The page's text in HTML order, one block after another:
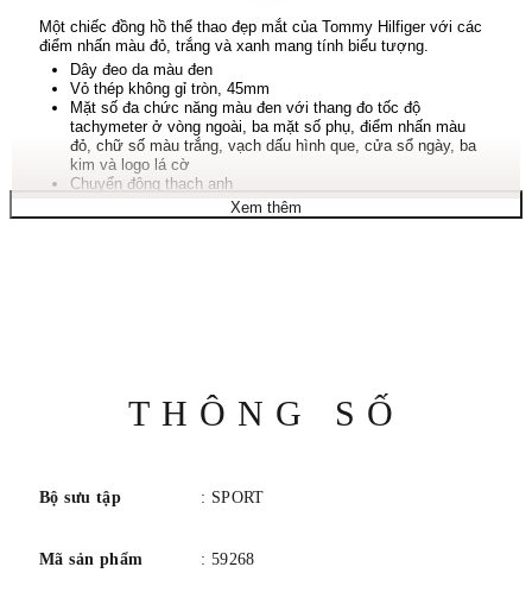
Một chiếc đồng hồ thể thao đẹp mắt của Tommy Hilfiger với các
điểm nhấn màu đỏ, trắng và xanh mang tính biểu tượng.
Dây đeo da màu đen
Vỏ thép không gỉ tròn, 45mm
Mặt số đa chức năng màu đen với thang đo tốc độ
tachymeter ở vòng ngoài, ba mặt số phụ, điểm nhấn màu
đỏ, chữ số màu trắng, vạch dấu hình que, cửa sổ ngày, ba
kim và logo lá cờ
Chuyển động thạch anh
Chống nước ở độ sâu 50 mét
Bảo hành giới hạn mười năm
Xem thêm
THÔNG SỐ
Bộ sưu tập : SPORT
Mã sản phẩm : 59268